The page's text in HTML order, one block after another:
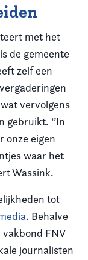
met het
de gemeente
zelf een
vervolgens
gebruikt. ‘’In
onze eigen
waar het
Wassink.
tot
. Behalve
FNV
journalisten